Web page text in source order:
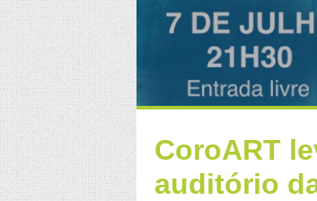
CoroART
auditório